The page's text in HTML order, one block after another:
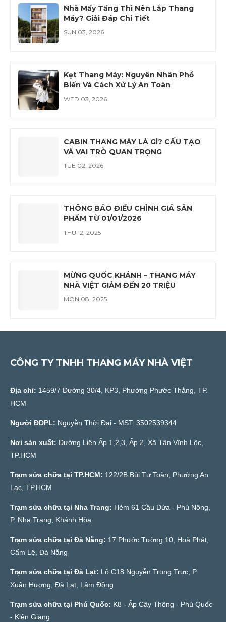
Nhà Mấy Tầng Thì Nên Lắp Thang
Máy? Giải Đáp Chi Tiết
SUN 03, 2026
Kẹt Thang Máy: Nguyên Nhân Phổ
Biến Và Cách Xử Lý An Toàn
WED 03, 2026
CABIN THANG MÁY LÀ GÌ? CẤU TẠO
VÀ VAI TRÒ QUAN TRỌNG
TUE 02, 2026
THÔNG BÁO ĐIỀU CHỈNH GIÁ SẢN
PHẨM TỪ 01/01/2026
THU 12, 2025
MỪNG QUỐC KHÁNH – THANG MÁY
NHÀ VIỆT GIẢM ĐẾN 20 TRIỆU
MON 08, 2025
CÔNG TY TNHH THANG MÁY NHÀ VIỆT
Địa chỉ: 1459/7 Đường 30/4, KP3, Phường Phước Thắng, TP.
HCM
Người ĐDPL: Nguyễn Thời Đại - MST: 3502539344
Nơi sản xuất: Đường Liên Ấp 1,2,3, Ấp 2, Xã Tân Vĩnh Lộc,
TP.HCM
Trạm sửa chữa tại TP.HCM: 122/2B Bùi Tư Toàn, Phường An
Lạc, TP.HCM
Trạm sửa chữa tại Nha Trang: Hẻm 61 Cầu Dứa - Phú Nông,
P. Nha Trang, Khánh Hòa
Trạm sửa chữa tại Đà Nẵng: 17 Phước Tường 10, Hoà Phát,
Cẩm Lệ, Đà Nẵng
Trạm sửa chữa tại Đà Lạt: Lô C18 Nguyễn Trung Trực, P.
Xuân Hương, Đà Lạt, Lâm Đồng
Trạm sửa chữa tại Phú Quốc: K8 - Ấp Cây Thông - Phú Quốc
- Kiên Giang